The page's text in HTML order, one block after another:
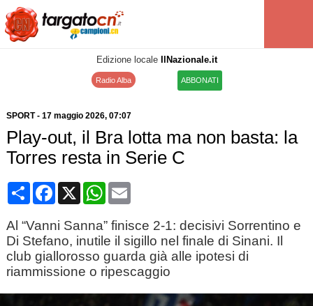
Edizione locale IlNazionale.it
Radio Alba ABBONATI
SPORT- 17 maggio 2026, 07:07
Play-out, il Bra lotta ma non basta: la
Torres resta in Serie C
CondividiFacebook
X WhatsApp
Email
Al “Vanni Sanna” finisce 2-1: decisivi Sorrentino e
Di Stefano, inutile il sigillo nel finale di Sinani. Il
club giallorosso guarda già alle ipotesi di
riammissione o ripescaggio